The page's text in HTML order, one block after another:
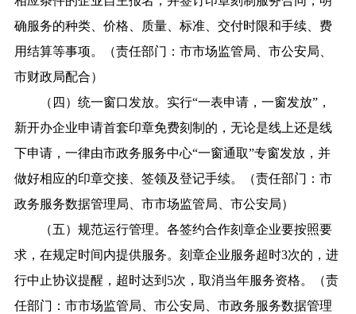
确服务的种类、价格、质量、标准、交付时限和手续、费
用结算等事项。（责任部门：市市场监管局、市公安局、
市财政局配合）
（四）统一窗口发放。实行“一表申请，一窗发放”，
新开办企业申请首套印章免费刻制的，无论是线上还是线
下申请，一律由市政务服务中心“一窗通取”专窗发放，并
做好相应的印章交接、签领及登记手续。（责任部门：市
政务服务数据管理局、市市场监管局、市公安局）
（五）规范运行管理。各签约合作刻章企业要按照要
求，在规定时间内提供服务。刻章企业服务超时3次的，进
行中止协议提醒，超时达到5次，取消当年服务资格。（责
任部门：市市场监管局、市公安局、市政务服务数据管理